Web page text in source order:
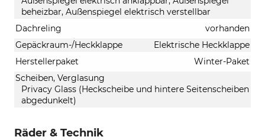
beheizbar, Außenspiegel elektrisch verstellbar
Dachreling
vorhanden
Gepäckraum-/Heckklappe
Elektrische Heckklappe
Herstellerpaket
Winter-Paket
Scheiben, Verglasung
Privacy Glass (Heckscheibe und hintere Seitenscheiben
abgedunkelt)
Räder & Technik